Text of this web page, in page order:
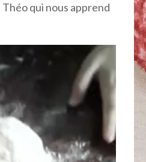
qui nous apprend